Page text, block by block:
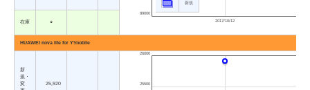
2017/10/12
89000
新規
在庫 ○
HUAWEI nova lite for Y!mobile
新
規・
変
25,920 25500
26000